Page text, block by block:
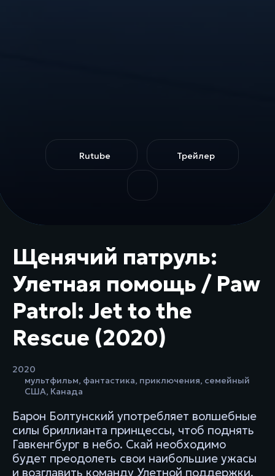
Rutube Трейлер
Щенячий патруль:
Улетная помощь / Paw
Patrol: Jet to the
Rescue (2020)
2020
мультфильм, фантастика, приключения, семейный
США, Канада
Барон Болтунский употребляет волшебные
силы бриллианта принцессы, чтоб поднять
Гавкенгбург в небо. Скай необходимо
будет преодолеть свои наибольшие ужасы
и возглавить команду Улетной поддержки.